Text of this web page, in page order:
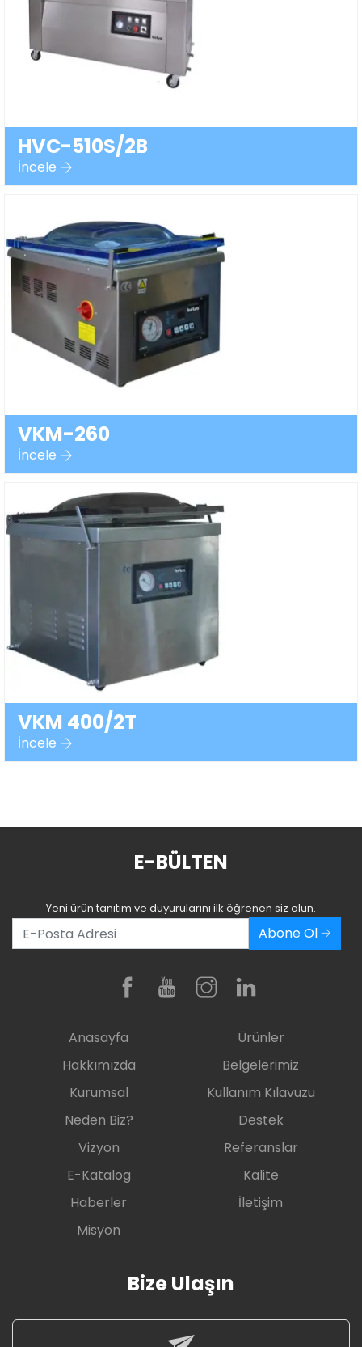
HVC-510S/2B
İncele
VKM-260
İncele
VKM 400/2T
İncele
E-BÜLTEN
Yeni ürün tanıtım ve duyurularını ilk öğrenen siz olun.
Abone Ol
Anasayfa
Hakkımızda
Kurumsal
Neden Biz?
Ürünler
Belgelerimiz
Kullanım Kılavuzu
Destek
Vizyon
E-Katalog
Haberler
Misyon
Referanslar
Kalite
İletişim
Bize Ulaşın